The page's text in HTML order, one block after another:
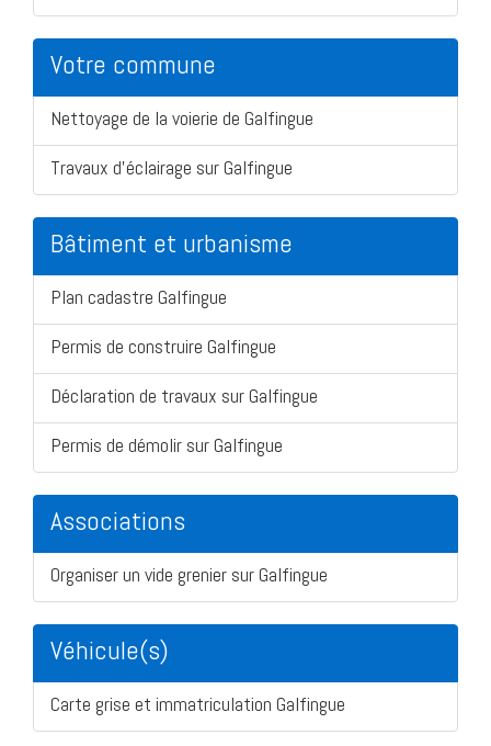
Votre commune
Nettoyage de la voierie de Galfingue
Travaux d'éclairage sur Galfingue
Bâtiment et urbanisme
Plan cadastre Galfingue
Permis de construire Galfingue
Déclaration de travaux sur Galfingue
Permis de démolir sur Galfingue
Associations
Organiser un vide grenier sur Galfingue
Véhicule(s)
Carte grise et immatriculation Galfingue